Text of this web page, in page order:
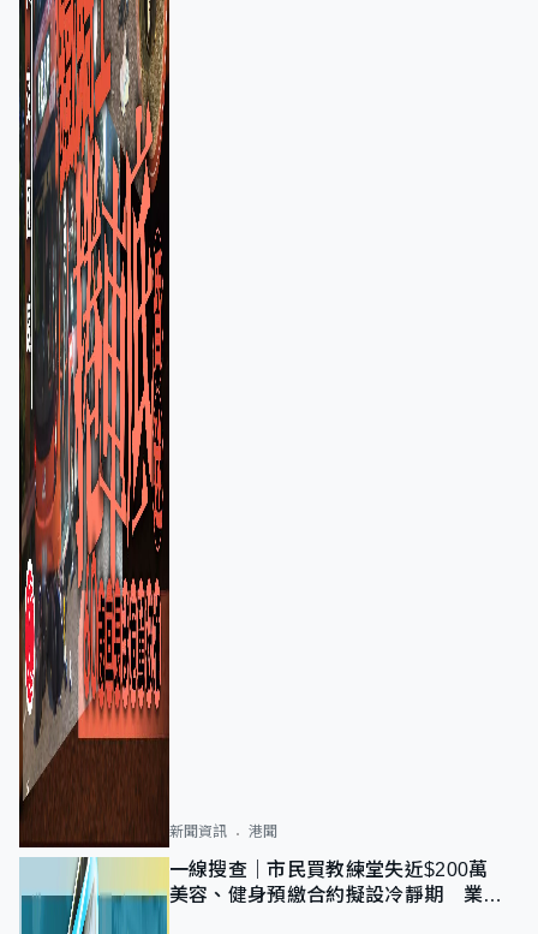
新聞資訊 港聞
一線搜查｜市民買教練堂失近$200萬
美容、健身預繳合約擬設冷靜期 業界